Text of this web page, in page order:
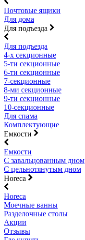
Почтовые ящики
Для дома
Для подъезда
Для подъезда
4-х секционные
5-ти секционные
6-ти секционные
7-секционные
8-ми секционные
9-ти секционные
10-секционные
Для спама
Комплектующие
Емкости
Емкости
С завальцованным дном
С цельнотянутым дном
Horeca
Horeca
Моечные ванны
Разделочные столы
Акции
Отзывы